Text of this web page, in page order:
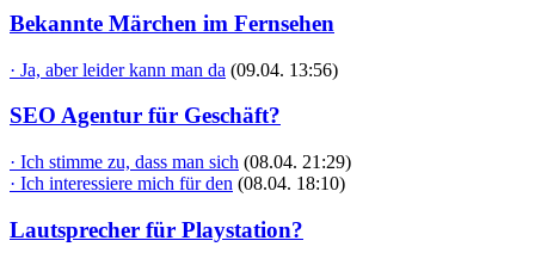
Bekannte Märchen im Fernsehen
· Ja, aber leider kann man da (09.04. 13:56)
SEO Agentur für Geschäft?
· Ich stimme zu, dass man sich (08.04. 21:29)
· Ich interessiere mich für den (08.04. 18:10)
Lautsprecher für Playstation?